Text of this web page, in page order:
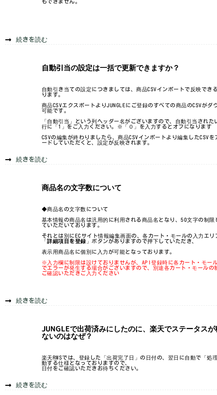
もできません。
続きを読む
自動引当の設定は一括で更新できますか？
自動引き当ての設定につきましては、商品CSVインポートで反映でき
ります。
商品CSVエクスポートよりJUNGLEにご登録のすべての商品のCSVがダ
可能です。
「自動引当」という列ヘッダー名がございますので、自動引当された
行に「1」をご入力ください。※「０」を入力するとオフになります
CSVの編集が終わりましたら、商品CSVインポートより編集したCSVを
ードしていただくと、設定が反映されます。
続きを読む
商品名の文字数について
◆商品名の文字数について
基本情報の商品名は汎用的に利用される商品名となり、50文字の制限
ていただいております。
それとは別にECサイト情報編集画面の、各カート・モールの入力エリ
「詳細項目を登録 」ボタンがありますので押下していただき、
表示用商品名に個別に入力が可能となっております。
※入力欄に制限は設けておりませんが、API登録時に各カート・モー
でエラーが発生する場合がございますので、別途各カート・モールの
ご確認いただきご入力ください
続きを読む
JUNGLEで出荷済みにしたのに、楽天でステータス
ないのはなぜ？
楽天RMSでは、登録した「出荷完了日」の日付の、翌日に自動で「処
動する仕様となっておりますので、
日付をご確認いただきお待ちください。
続きを読む